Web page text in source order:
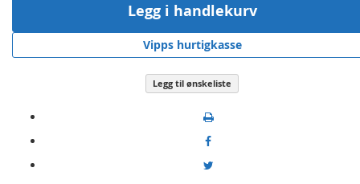
Legg i handlekurv
Vipps hurtigkasse
Legg til ønskeliste